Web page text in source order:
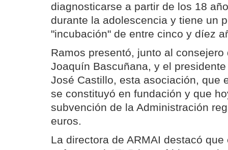
diagnosticarse a partir de los 18
durante la adolescencia y tiene un
"incubación" de entre cinco y díez
Ramos presentó, junto al
Joaquín Bascuñana, y el
José Castillo, esta asociación, que
se constituyó en fundación y que
subvención de la Administración
euros.
La directora de ARMAI destacó